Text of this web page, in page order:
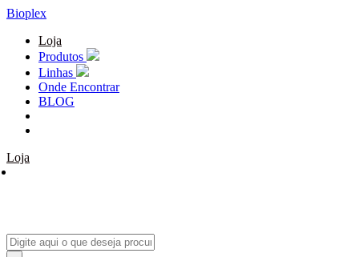
Bioplex
Loja
Produtos
Linhas
Onde Encontrar
BLOG
Loja